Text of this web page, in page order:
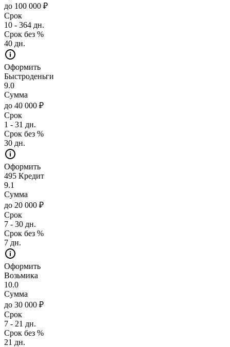
до 100 000 ₽
Срок
10 - 364 дн.
Срок без %
40 дн.
Оформить
Быстроденьги
9.0
Сумма
до 40 000 ₽
Срок
1 - 31 дн.
Срок без %
30 дн.
Оформить
495 Кредит
9.1
Сумма
до 20 000 ₽
Срок
7 - 30 дн.
Срок без %
7 дн.
Оформить
Возьмика
10.0
Сумма
до 30 000 ₽
Срок
7 - 21 дн.
Срок без %
21 дн.